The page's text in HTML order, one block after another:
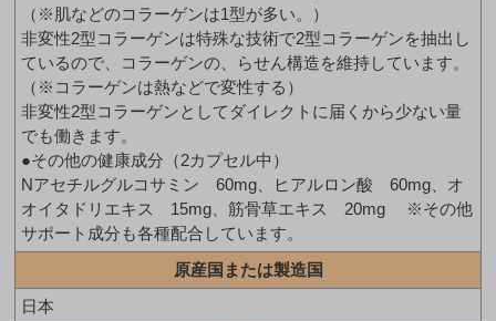
（※肌などのコラーゲンは1型が多い。）
非変性2型コラーゲンは特殊な技術で2型コラーゲンを抽出し
ているので、コラーゲンの、らせん構造を維持しています。
（※コラーゲンは熱などで変性する）
非変性2型コラーゲンとしてダイレクトに届くから少ない量
でも働きます。
●その他の健康成分（2カプセル中）
Nアセチルグルコサミン 60mg、ヒアルロン酸 60mg、オ
オイタドリエキス 15mg、筋骨草エキス 20mg ※その他
サポート成分も各種配合しています。
原産国または製造国
日本